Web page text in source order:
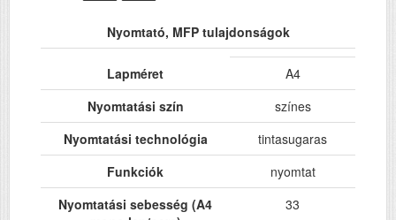
Nyomtató, MFP tulajdonságok
Lapméret
A4
Nyomtatási szín
színes
Nyomtatási technológia
tintasugaras
Funkciók
nyomtat
Nyomtatási sebesség (A4
33